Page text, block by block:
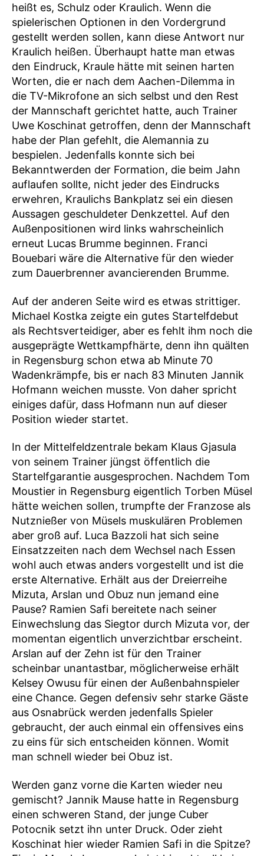
heißt es, Schulz oder Kraulich. Wenn die
spielerischen Optionen in den Vordergrund
gestellt werden sollen, kann diese Antwort nur
Kraulich heißen. Überhaupt hatte man etwas
den Eindruck, Kraule hätte mit seinen harten
Worten, die er nach dem Aachen-Dilemma in
die TV-Mikrofone an sich selbst und den Rest
der Mannschaft gerichtet hatte, auch Trainer
Uwe Koschinat getroffen, denn der Mannschaft
habe der Plan gefehlt, die Alemannia zu
bespielen. Jedenfalls konnte sich bei
Bekanntwerden der Formation, die beim Jahn
auflaufen sollte, nicht jeder des Eindrucks
erwehren, Kraulichs Bankplatz sei ein diesen
Aussagen geschuldeter Denkzettel. Auf den
Außenpositionen wird links wahrscheinlich
erneut Lucas Brumme beginnen. Franci
Bouebari wäre die Alternative für den wieder
zum Dauerbrenner avancierenden Brumme.
Auf der anderen Seite wird es etwas strittiger.
Michael Kostka zeigte ein gutes Startelfdebut
als Rechtsverteidiger, aber es fehlt ihm noch die
ausgeprägte Wettkampfhärte, denn ihn quälten
in Regensburg schon etwa ab Minute 70
Wadenkrämpfe, bis er nach 83 Minuten Jannik
Hofmann weichen musste. Von daher spricht
einiges dafür, dass Hofmann nun auf dieser
Position wieder startet.
In der Mittelfeldzentrale bekam Klaus Gjasula
von seinem Trainer jüngst öffentlich die
Startelfgarantie ausgesprochen. Nachdem Tom
Moustier in Regensburg eigentlich Torben Müsel
hätte weichen sollen, trumpfte der Franzose als
Nutznießer von Müsels muskulären Problemen
aber groß auf. Luca Bazzoli hat sich seine
Einsatzzeiten nach dem Wechsel nach Essen
wohl auch etwas anders vorgestellt und ist die
erste Alternative. Erhält aus der Dreierreihe
Mizuta, Arslan und Obuz nun jemand eine
Pause? Ramien Safi bereitete nach seiner
Einwechslung das Siegtor durch Mizuta vor, der
momentan eigentlich unverzichtbar erscheint.
Arslan auf der Zehn ist für den Trainer
scheinbar unantastbar, möglicherweise erhält
Kelsey Owusu für einen der Außenbahnspieler
eine Chance. Gegen defensiv sehr starke Gäste
aus Osnabrück werden jedenfalls Spieler
gebraucht, der auch einmal ein offensives eins
zu eins für sich entscheiden können. Womit
man schnell wieder bei Obuz ist.
Werden ganz vorne die Karten wieder neu
gemischt? Jannik Mause hatte in Regensburg
einen schweren Stand, der junge Cuber
Potocnik setzt ihn unter Druck. Oder zieht
Koschinat hier wieder Ramien Safi in die Spitze?